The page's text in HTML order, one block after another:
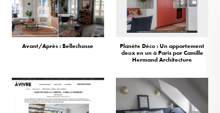
Avant/Après : Bellechasse
Planète Déco : Un appartement
deux en un à Paris par Camille
Hermand Architecture